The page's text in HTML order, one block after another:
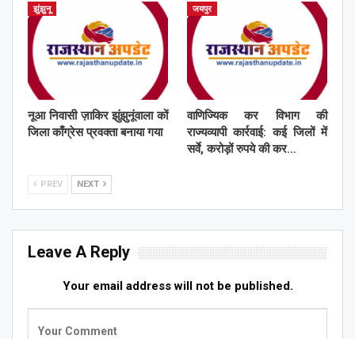
झुंझुनू
नूआ निवासी ज़ाकिर झुंझुनूंवाला कों
जिला काँग्रेस प्रवक्ता बनाया गया
जयपुर
वाणिज्यिक कर विभाग की
राज्यव्यापी कार्रवाई: कई जिलों में
सर्वे, करोड़ों रुपये की कर…
PREV NEXT
Leave A Reply
Your email address will not be published.